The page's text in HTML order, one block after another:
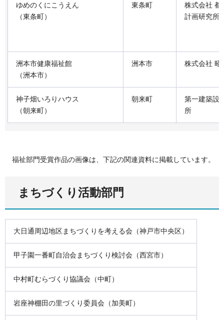
ゆめのくにこうえん
（東条町）
東条町
株式会社 都
計画研究所
洲本市健康福祉館
（洲本市）
洲本市 株式会社 昭
神子畑いろりハウス
（朝来町）
朝来町
第一建築設
所
福祉部門受賞作品の画像は、下記の関連資料に掲載しています。
まちづくり活動部門
大日通周辺地区まちづくりを考える会（神戸市中央区）
甲子園一番町自治会まちづくり検討会（西宮市）
中村町むらづくり協議会（中町）
岩座神棚田の里づくり委員会（加美町）